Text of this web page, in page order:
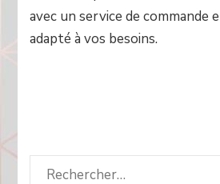
avec un service de commande
adapté à vos besoins.
Rechercher